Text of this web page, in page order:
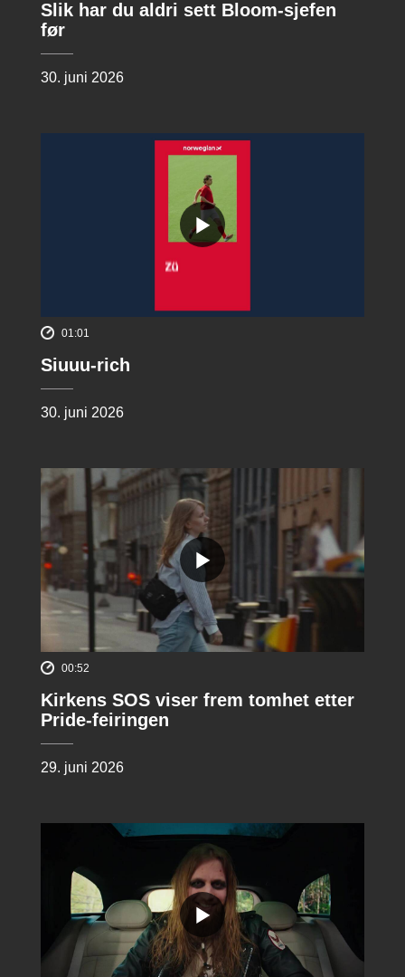
Slik har du aldri sett Bloom-sjefen
før
30. juni 2026
01:01
Siuuu-rich
30. juni 2026
00:52
Kirkens SOS viser frem tomhet etter
Pride-feiringen
29. juni 2026